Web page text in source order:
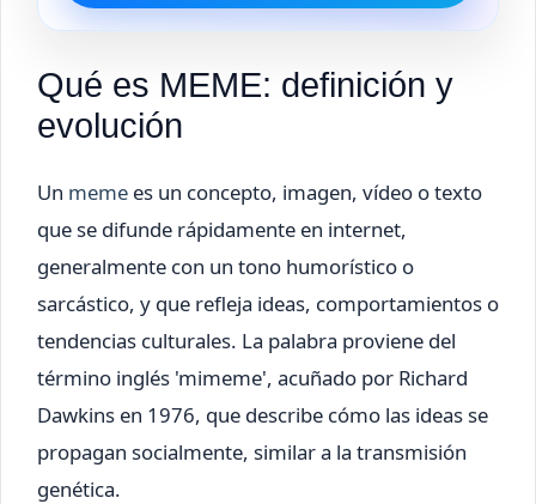
Qué es MEME: definición y
evolución
Un meme es un concepto, imagen, vídeo o texto
que se difunde rápidamente en internet,
generalmente con un tono humorístico o
sarcástico, y que refleja ideas, comportamientos o
tendencias culturales. La palabra proviene del
término inglés 'mimeme', acuñado por Richard
Dawkins en 1976, que describe cómo las ideas se
propagan socialmente, similar a la transmisión
genética.